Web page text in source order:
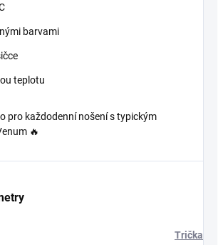
barvami
teplotu
pro každodenní nošení s typickým
🔥
Trička